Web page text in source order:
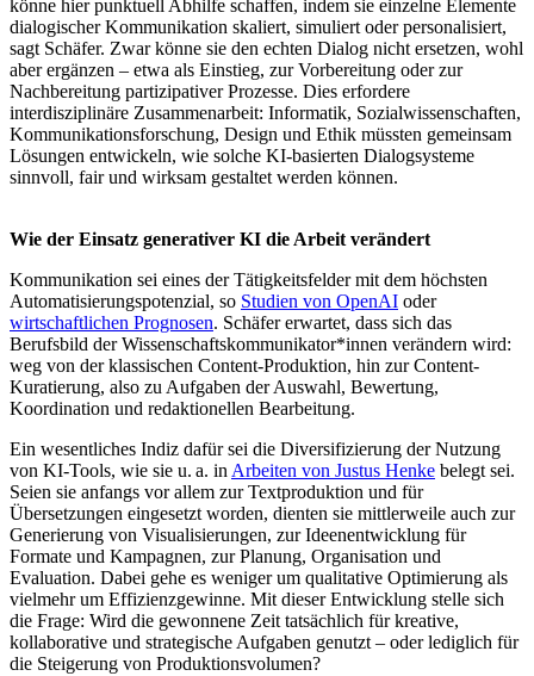
könne hier punktuell Abhilfe schaffen, indem sie einzelne Elemente
dialogischer Kommunikation skaliert, simuliert oder personalisiert,
sagt Schäfer. Zwar könne sie den echten Dialog nicht ersetzen, wohl
aber ergänzen – etwa als Einstieg, zur Vorbereitung oder zur
Nachbereitung partizipativer Prozesse. Dies erfordere
interdisziplinäre Zusammenarbeit: Informatik, Sozialwissenschaften,
Kommunikationsforschung, Design und Ethik müssten gemeinsam
Lösungen entwickeln, wie solche KI-basierten Dialogsysteme
sinnvoll, fair und wirksam gestaltet werden können.
Wie der Einsatz generativer KI die Arbeit verändert
Kommunikation sei eines der Tätigkeitsfelder mit dem höchsten
Automatisierungspotenzial, so Studien von OpenAI oder
wirtschaftlichen Prognosen. Schäfer erwartet, dass sich das
Berufsbild der Wissenschaftskommunikator*innen verändern wird:
weg von der klassischen Content-Produktion, hin zur Content-
Kuratierung, also zu Aufgaben der Auswahl, Bewertung,
Koordination und redaktionellen Bearbeitung.
Ein wesentliches Indiz dafür sei die Diversifizierung der Nutzung
von KI-Tools, wie sie u. a. in Arbeiten von Justus Henke belegt sei.
Seien sie anfangs vor allem zur Textproduktion und für
Übersetzungen eingesetzt worden, dienten sie mittlerweile auch zur
Generierung von Visualisierungen, zur Ideenentwicklung für
Formate und Kampagnen, zur Planung, Organisation und
Evaluation. Dabei gehe es weniger um qualitative Optimierung als
vielmehr um Effizienzgewinne. Mit dieser Entwicklung stelle sich
die Frage: Wird die gewonnene Zeit tatsächlich für kreative,
kollaborative und strategische Aufgaben genutzt – oder lediglich für
die Steigerung von Produktionsvolumen?